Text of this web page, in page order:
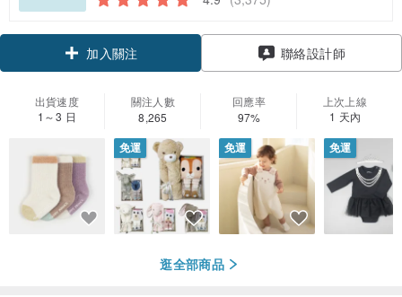
加入關注
聯絡設計師
出貨速度
1～3 日
關注人數
8,265
回應率
97%
上次上線
1 天內
免運 免運 免運
逛全部商品